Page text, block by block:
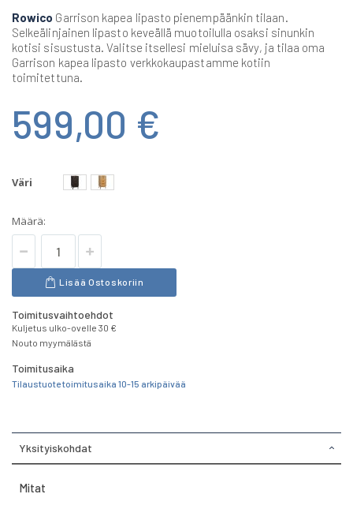
Rowico Garrison kapea lipasto pienempäänkin tilaan.
Selkeälinjainen lipasto keveällä muotoilulla osaksi sinunkin
kotisi sisustusta. Valitse itsellesi mieluisa sävy, ja tilaa oma
Garrison kapea lipasto verkkokaupastamme kotiin
toimitettuna.
599,00 €
Väri
Määrä:
Lisää Ostoskoriin
Toimitusvaihtoehdot
Kuljetus ulko-ovelle 30 €
Nouto myymälästä
Toimitusaika
Tilaustuote toimitusaika 10-15 arkipäivää
Yksityiskohdat
Mitat